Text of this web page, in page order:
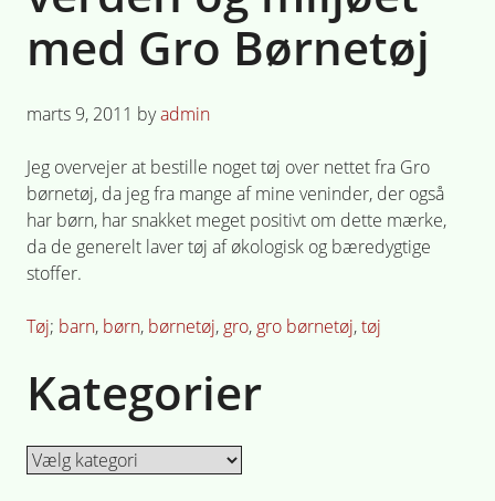
med Gro Børnetøj
Posted
marts 9, 2011 byadmin
Jeg overvejer at bestille noget tøj over nettet fra Gro
børnetøj, da jeg fra mange af mine veninder, der også
har børn, har snakket meget positivt om dette mærke,
da de generelt laver tøj af økologisk og bæredygtige
stoffer.
Posted
Tøj Tagged
barn, børn, børnetøj, gro, gro børnetøj,tøj
Kategorier
Kategorier